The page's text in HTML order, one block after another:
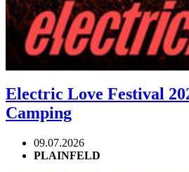
Electric Love Festival
Camping
09.07.2026
PLAINFELD